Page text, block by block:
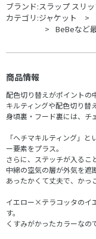
ブランド:スラップ スリ
カテゴリ:ジャケット
BeBeなど
商品情報
配色切り替えがポイントの
キルティングや配色切り替
身頃裏・フード裏には、
「ヘチマキルティング」
ー要素をプラス。
さらに、ステッチが入るこ
中綿の空気の層が外気を
あったかくて丈夫で、かっ
イエロー×テラコッタのイ
す。
くすみがかったカラーな